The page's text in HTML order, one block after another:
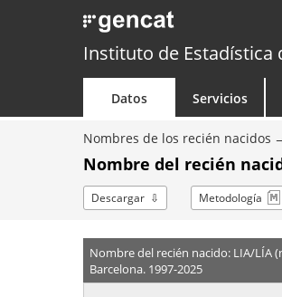
Instituto de Estadística
Datos Servicios
Nombres de los recién nacidos
Nombre del recién
Descargar Metodología
Nombre del recién nacido: LIA/LÍA
Barcelona. 1997-2025